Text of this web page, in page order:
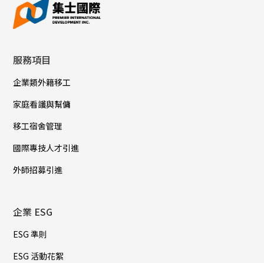
服務項目
企業類外籍移工
家庭看護與幫傭
移工宿舍管理
國際專技人才引進
外師招募引進
企業 ESG
ESG 準則
ESG 活動花絮